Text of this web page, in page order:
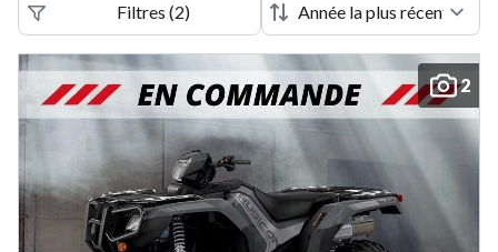
Filtres (2)
2